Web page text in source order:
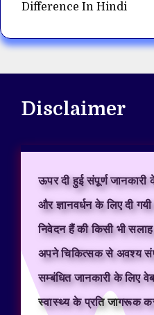
Difference In Hindi
Disclaimer
ऊपर दी हुई संपूर्ण जानकारी
और ज्ञानवर्धन के लिए दी
निवेदन हैं की किसी भी
अपने चिकित्सक से अवश्य
सम्बंधित जानकारी के लिए
स्वास्थ्य के प्रति जागरूक